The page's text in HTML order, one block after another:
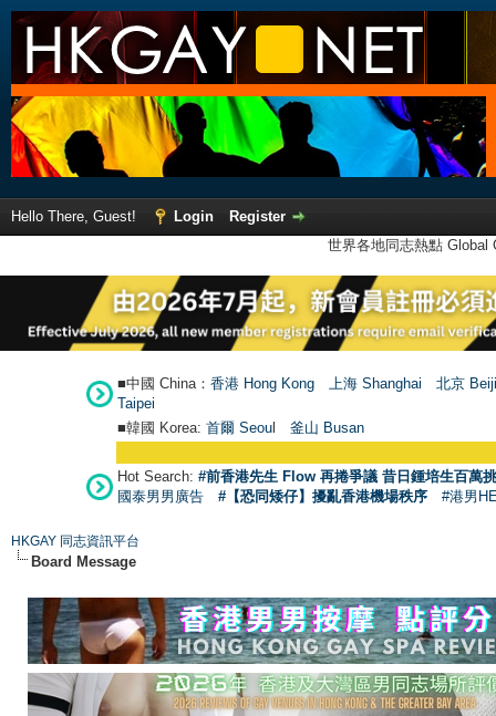
Hello There, Guest! Login
Register
世界各地同志熱點
■中國 China： 香港 Hong Kong 上海 Shanghai
北京
Taipei
■韓國 Korea: 首爾 Seoul 釜山 Busan
Hot Search: #前香港先生 Flow 再捲爭議 昔日鍾培生百萬
國泰男男廣告
#【恐同矮仔】擾亂香港機場秩序 #港男
HKGAY 同志資訊平台
Board Message